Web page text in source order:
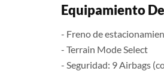
Equipamiento
- Freno de
- Terrain Mode Select
- Seguridad: 9 Airbags